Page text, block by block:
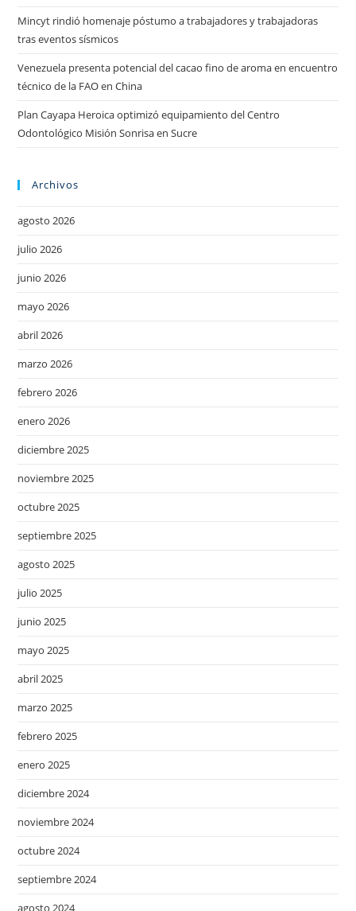
Mincyt rindió homenaje póstumo a trabajadores y trabajadoras
tras eventos sísmicos
Venezuela presenta potencial del cacao fino de aroma en encuentro
técnico de la FAO en China
Plan Cayapa Heroica optimizó equipamiento del Centro
Odontológico Misión Sonrisa en Sucre
Archivos
agosto 2026
julio 2026
junio 2026
mayo 2026
abril 2026
marzo 2026
febrero 2026
enero 2026
diciembre 2025
noviembre 2025
octubre 2025
septiembre 2025
agosto 2025
julio 2025
junio 2025
mayo 2025
abril 2025
marzo 2025
febrero 2025
enero 2025
diciembre 2024
noviembre 2024
octubre 2024
septiembre 2024
agosto 2024